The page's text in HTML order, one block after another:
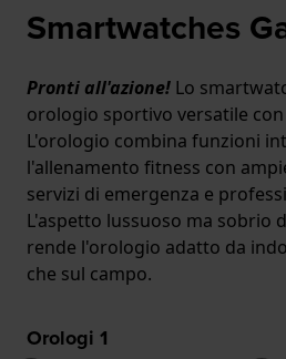
Smartwatches
Pronti all'azione! Lo
orologio sportivo versatile
L'orologio combina funzioni
l'allenamento fitness con
servizi di emergenza e
L'aspetto lussuoso ma sobrio
rende l'orologio adatto da
che sul campo.
Orologi 1